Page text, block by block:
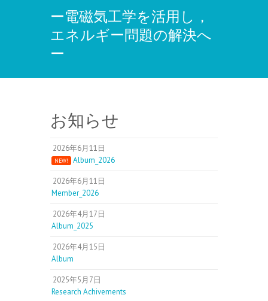
ー電磁気工学を活用し，
エネルギー問題の解決へ
ー
お知らせ
2026年6月11日
NEW! Album_2026
2026年6月11日
Member_2026
2026年4月17日
Album_2025
2026年4月15日
Album
2025年5月7日
Research Achivements